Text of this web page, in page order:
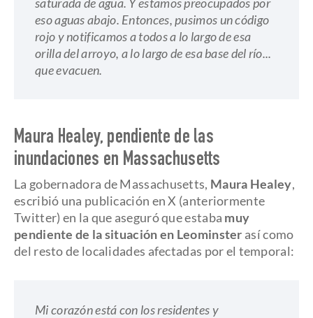
eso aguas abajo. Entonces, pusimos un código
rojo y notificamos a todos a lo largo de esa
orilla del arroyo, a lo largo de esa base del río...
que evacuen.
Maura Healey, pendiente de las
inundaciones en Massachusetts
La gobernadora de Massachusetts, Maura Healey,
escribió una publicación en X (anteriormente
Twitter) en la que aseguró que estaba muy
pendiente de la situación en Leominster así como
del resto de localidades afectadas por el temporal:
Mi corazón está con los residentes y